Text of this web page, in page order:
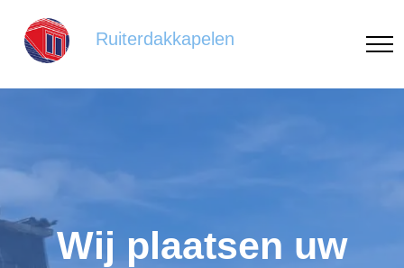
Ruiterdakkapelen
Wij plaatsen uw